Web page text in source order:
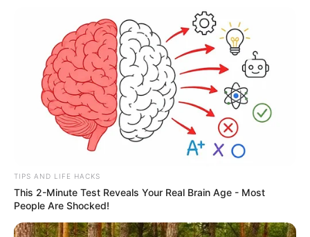
TIPS AND LIFE HACKS
This 2-Minute Test Reveals Your Real Brain Age - Most
People Are Shocked!